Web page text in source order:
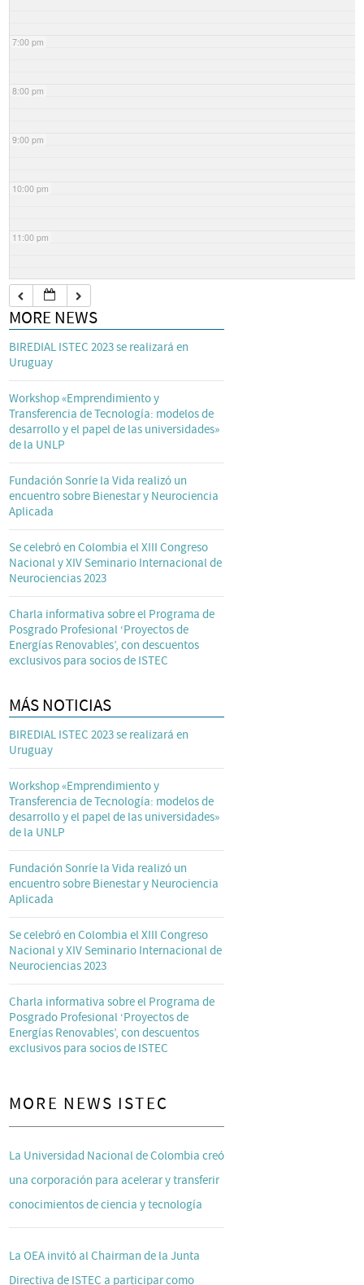
7:00 pm
8:00 pm
9:00 pm
10:00 pm
11:00 pm
MORE NEWS
BIREDIAL ISTEC 2023 se realizará en
Uruguay
Workshop «Emprendimiento y
Transferencia de Tecnología: modelos de
desarrollo y el papel de las universidades»
de la UNLP
Fundación Sonríe la Vida realizó un
encuentro sobre Bienestar y Neurociencia
Aplicada
Se celebró en Colombia el XIII Congreso
Nacional y XIV Seminario Internacional de
Neurociencias 2023
Charla informativa sobre el Programa de
Posgrado Profesional ‘Proyectos de
Energías Renovables’, con descuentos
exclusivos para socios de ISTEC
MÁS NOTICIAS
BIREDIAL ISTEC 2023 se realizará en
Uruguay
Workshop «Emprendimiento y
Transferencia de Tecnología: modelos de
desarrollo y el papel de las universidades»
de la UNLP
Fundación Sonríe la Vida realizó un
encuentro sobre Bienestar y Neurociencia
Aplicada
Se celebró en Colombia el XIII Congreso
Nacional y XIV Seminario Internacional de
Neurociencias 2023
Charla informativa sobre el Programa de
Posgrado Profesional ‘Proyectos de
Energías Renovables’, con descuentos
exclusivos para socios de ISTEC
MORE NEWS ISTEC
La Universidad Nacional de Colombia creó
una corporación para acelerar y transferir
conocimientos de ciencia y tecnología
La OEA invitó al Chairman de la Junta
Directiva de ISTEC a participar como